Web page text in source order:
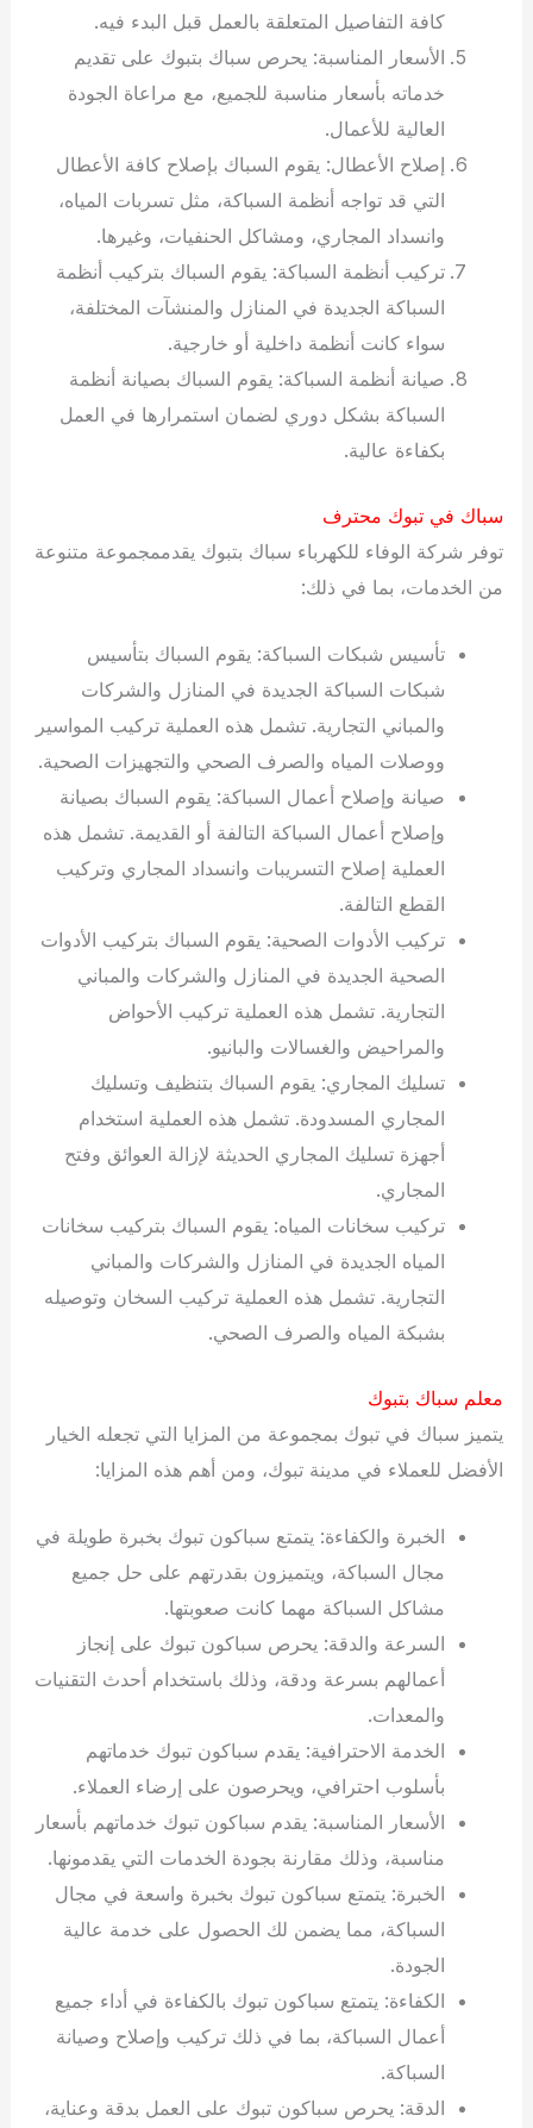
كافة التفاصيل المتعلقة بالعمل قبل البدء فيه.
الأسعار المناسبة: يحرص سباك بتبوك على تقديم
خدماته بأسعار مناسبة للجميع، مع مراعاة الجودة
العالية للأعمال.
إصلاح الأعطال: يقوم السباك بإصلاح كافة الأعطال
التي قد تواجه أنظمة السباكة، مثل تسربات المياه،
وانسداد المجاري، ومشاكل الحنفيات، وغيرها.
تركيب أنظمة السباكة: يقوم السباك بتركيب أنظمة
السباكة الجديدة في المنازل والمنشآت المختلفة،
سواء كانت أنظمة داخلية أو خارجية.
صيانة أنظمة السباكة: يقوم السباك بصيانة أنظمة
السباكة بشكل دوري لضمان استمرارها في العمل
بكفاءة عالية.
سباك في تبوك محترف
توفر شركة الوفاء للكهرباء سباك بتبوك يقدممجموعة متنوعة
من الخدمات، بما في ذلك:
تأسيس شبكات السباكة: يقوم السباك بتأسيس
شبكات السباكة الجديدة في المنازل والشركات
والمباني التجارية. تشمل هذه العملية تركيب المواسير
ووصلات المياه والصرف الصحي والتجهيزات الصحية.
صيانة وإصلاح أعمال السباكة: يقوم السباك بصيانة
وإصلاح أعمال السباكة التالفة أو القديمة. تشمل هذه
العملية إصلاح التسريبات وانسداد المجاري وتركيب
القطع التالفة.
تركيب الأدوات الصحية: يقوم السباك بتركيب الأدوات
الصحية الجديدة في المنازل والشركات والمباني
التجارية. تشمل هذه العملية تركيب الأحواض
والمراحيض والغسالات والبانيو.
تسليك المجاري: يقوم السباك بتنظيف وتسليك
المجاري المسدودة. تشمل هذه العملية استخدام
أجهزة تسليك المجاري الحديثة لإزالة العوائق وفتح
المجاري.
تركيب سخانات المياه: يقوم السباك بتركيب سخانات
المياه الجديدة في المنازل والشركات والمباني
التجارية. تشمل هذه العملية تركيب السخان وتوصيله
بشبكة المياه والصرف الصحي.
معلم سباك بتبوك
يتميز سباك في تبوك بمجموعة من المزايا التي تجعله الخيار
الأفضل للعملاء في مدينة تبوك، ومن أهم هذه المزايا:
الخبرة والكفاءة: يتمتع سباكون تبوك بخبرة طويلة في
مجال السباكة، ويتميزون بقدرتهم على حل جميع
مشاكل السباكة مهما كانت صعوبتها.
السرعة والدقة: يحرص سباكون تبوك على إنجاز
أعمالهم بسرعة ودقة، وذلك باستخدام أحدث التقنيات
والمعدات.
الخدمة الاحترافية: يقدم سباكون تبوك خدماتهم
بأسلوب احترافي، ويحرصون على إرضاء العملاء.
الأسعار المناسبة: يقدم سباكون تبوك خدماتهم بأسعار
مناسبة، وذلك مقارنة بجودة الخدمات التي يقدمونها.
الخبرة: يتمتع سباكون تبوك بخبرة واسعة في مجال
السباكة، مما يضمن لك الحصول على خدمة عالية
الجودة.
الكفاءة: يتمتع سباكون تبوك بالكفاءة في أداء جميع
أعمال السباكة، بما في ذلك تركيب وإصلاح وصيانة
السباكة.
الدقة: يحرص سباكون تبوك على العمل بدقة وعناية،